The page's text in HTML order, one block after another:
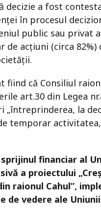
decizie a fost
în procesul
public sau privat
acțiuni (circa
că Consiliul
art.30 din Legea
la
temporar
financiar al
a proiectului
raionul Cahul”,
de vedere ale